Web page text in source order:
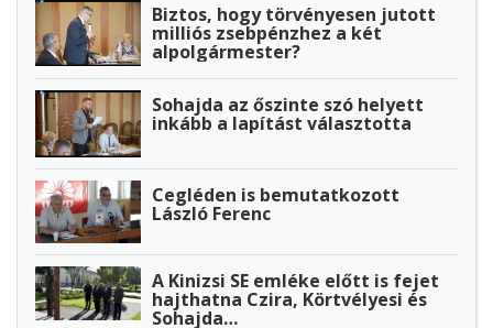
Biztos, hogy törvényesen jutott
milliós zsebpénzhez a két
alpolgármester?
Sohajda az őszinte szó helyett
inkább a lapítást választotta
Cegléden is bemutatkozott
László Ferenc
A Kinizsi SE emléke előtt is fejet
hajthatna Czira, Körtvélyesi és
Sohajda…